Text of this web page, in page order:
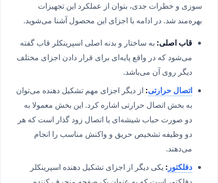
سوزی و خطرات جدی، بتوان از عملکرد این تجهیزات
بهره‌مند شد. در ادامه با اجزای این محصول آشنا می‌شوید.
قاب اصلی: به ساختار و بدنه اصلی اسپرینکلر قاب گفته
می‌شود که در واقع پایه‌ای برای قرار دادن اجزای مختلف
دیگر روی آن می‌باشد.
اتصال حرارتی: از دیگر اجزای مهم تشکیل دهنده می‌توان
به بخش اتصال حرارتی اشاره کرد. این بخش معمولا به
دو صورت حباب شیشه‌ای یا اتصال زود گذار است که هر
دو وظیفه تشخیص حریق و واکنش مناسب را انجام
می‌دهند.
دفلکتور : یکی دیگر از اجزای تشکیل دهنده اسپرینکلر